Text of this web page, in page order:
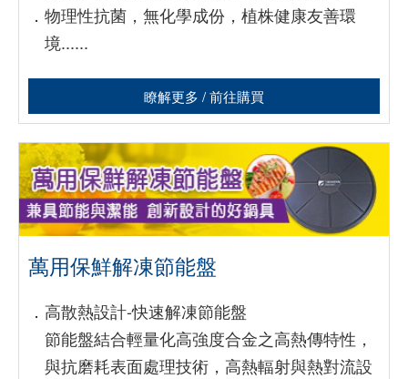
． 物理性抗菌，無化學成份，植株健康友善環
境......
瞭解更多 / 前往購買
萬用保鮮解凍節能盤
． 高散熱設計-快速解凍節能盤
節能盤結合輕量化高強度合金之高熱傳特性，
與抗磨耗表面處理技術，高熱輻射與熱對流設